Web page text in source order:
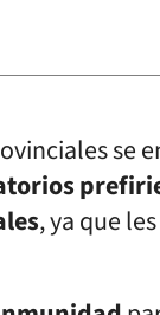
se
, ya que